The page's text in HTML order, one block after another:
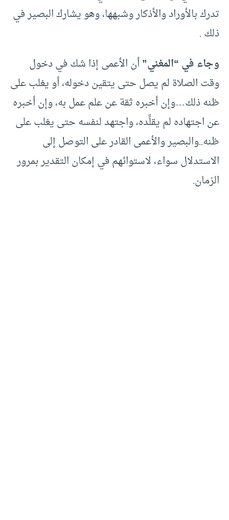
تدرك بالأوراد والأذكار وشبهها، وهو يشارك البصير في
ذلك .
وجاء في “المغني”أن الأعمى إذا شك في دخول
وقت الصلاة لم يصل حتى يتقين دخوله، أو يغلب على
ظنه ذلك…وإن أخبره ثقة عن علم عمل به، وإن أخبره
عن اجتهاده لم يقلِّده، واجتهد لنفسه حتى يغلب على
ظنه..والبصير والأعمى القادر على التوصل إلى
الاستدلال سواء، لاستوائهم في إمكان التقدير بمرور
الزمان.